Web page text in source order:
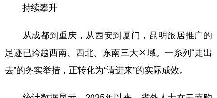
持续攀升
从成都到重庆，从西安到厦门，昆明旅居推广的
足迹已跨越西南、西北、东南三大区域。一系列“走出
去”的务实举措，正转化为“请进来”的实际成效。